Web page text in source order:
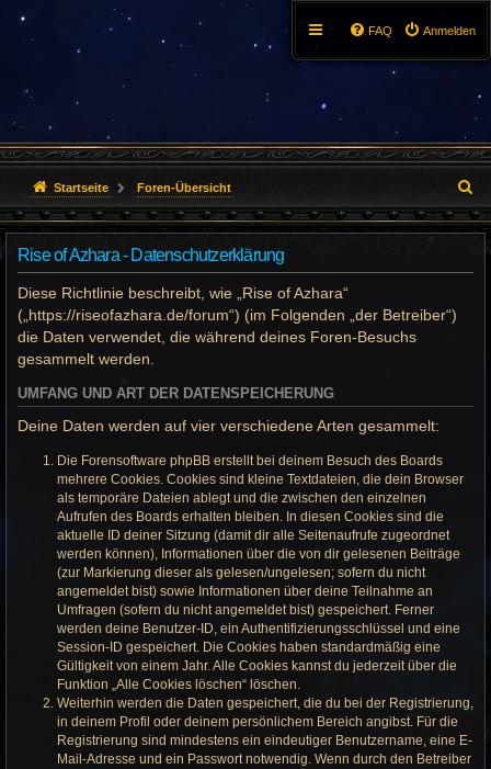
Anmelden
FAQ
Startseite Foren-Übersicht
u
Rise of Azhara - Datenschutzerklärung
Diese Richtlinie beschreibt, wie „Rise of Azhara“
(„https://riseofazhara.de/forum“) (im Folgenden „der Betreiber“)
die Daten verwendet, die während deines Foren-Besuchs
gesammelt werden.
UMFANG UND ART DER DATENSPEICHERUNG
Deine Daten werden auf vier verschiedene Arten gesammelt:
Die Forensoftware phpBB erstellt bei deinem Besuch des Boards
mehrere Cookies. Cookies sind kleine Textdateien, die dein Browser
als temporäre Dateien ablegt und die zwischen den einzelnen
Aufrufen des Boards erhalten bleiben. In diesen Cookies sind die
aktuelle ID deiner Sitzung (damit dir alle Seitenaufrufe zugeordnet
werden können), Informationen über die von dir gelesenen Beiträge
(zur Markierung dieser als gelesen/ungelesen; sofern du nicht
angemeldet bist) sowie Informationen über deine Teilnahme an
Umfragen (sofern du nicht angemeldet bist) gespeichert. Ferner
werden deine Benutzer-ID, ein Authentifizierungsschlüssel und eine
Session-ID gespeichert. Die Cookies haben standardmäßig eine
Gültigkeit von einem Jahr. Alle Cookies kannst du jederzeit über die
Funktion „Alle Cookies löschen“ löschen.
Weiterhin werden die Daten gespeichert, die du bei der Registrierung,
in deinem Profil oder deinem persönlichem Bereich angibst. Für die
Registrierung sind mindestens ein eindeutiger Benutzername, eine E-
Mail-Adresse und ein Passwort notwendig. Wenn durch den Betreiber